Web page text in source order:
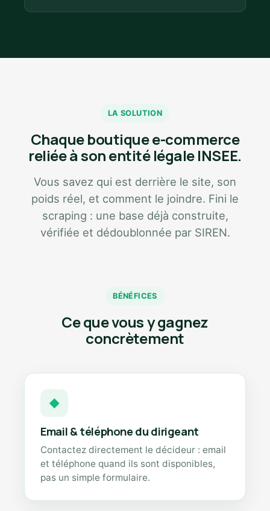
LA SOLUTION
Chaque boutique e-commerce
reliée à son entité légale INSEE.
Vous savez qui est derrière le site, son
poids réel, et comment le joindre. Fini le
scraping : une base déjà construite,
vérifiée et dédoublonnée par SIREN.
BÉNÉFICES
Ce que vous y gagnez
concrètement
◆
Email & téléphone du dirigeant
Contactez directement le décideur : email
et téléphone quand ils sont disponibles,
pas un simple formulaire.